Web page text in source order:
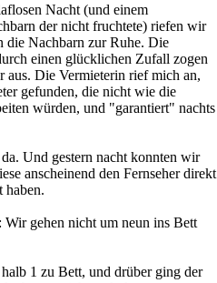
Nacht (und einem
der nicht fruchtete) riefen wir
die Nachbarn zur Ruhe. Die
einen glücklichen Zufall zogen
aus. Die Vermieterin rief mich an,
gefunden, die nicht wie die
würden, und "garantiert" nachts
Und gestern nacht konnten wir
anscheinend den Fernseher direkt
haben.
gehen nicht um neun ins Bett
1 zu Bett, und drüber ging der